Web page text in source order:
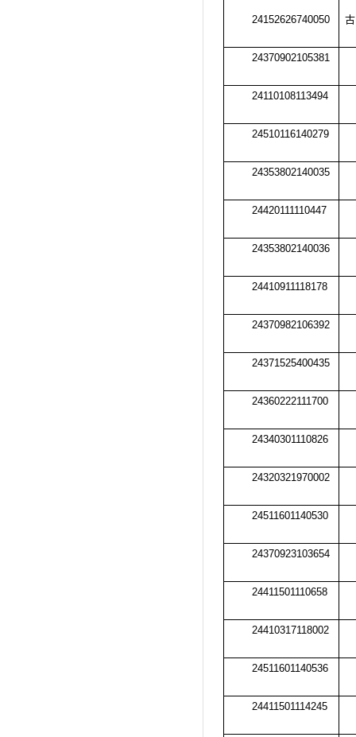
24152626740050 古
24370902105381
24110108113494
24510116140279
24353802140035
24420111110447
24353802140036
24410911118178
24370982106392
24371525400435
24360222111700
24340301110826
24320321970002
24511601140530
24370923103654
24411501110658
24410317118002
24511601140536
24411501114245